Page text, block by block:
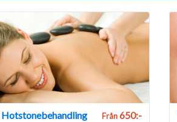
Hotstonebehandling Från650:-